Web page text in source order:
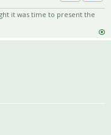
Zitat
it was time to present the